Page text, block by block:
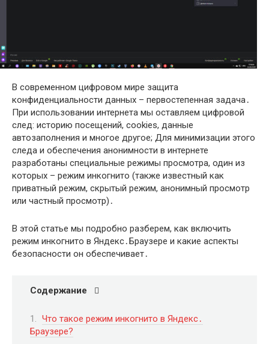
В современном цифровом мире защита
конфиденциальности данных – первостепенная задача․
При использовании интернета мы оставляем цифровой
след: историю посещений, cookies, данные
автозаполнения и многое другое; Для минимизации этого
следа и обеспечения анонимности в интернете
разработаны специальные режимы просмотра, один из
которых – режим инкогнито (также известный как
приватный режим, скрытый режим, анонимный просмотр
или частный просмотр)․
В этой статье мы подробно разберем, как включить
режим инкогнито в Яндекс․Браузере и какие аспекты
безопасности он обеспечивает․
Содержание
Что такое режим инкогнито в Яндекс․
Браузере?